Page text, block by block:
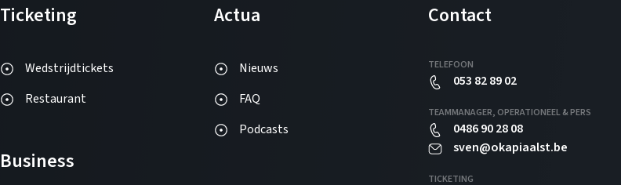
Ticketing
Wedstrijdtickets
Restaurant
Business
Actua
Nieuws
FAQ
Podcasts
Contact
TELEFOON
053 82 89 02
TEAMMANAGER, OPERATIONEEL & PERS
0486 90 28 08
sven@okapiaalst.be
TICKETING